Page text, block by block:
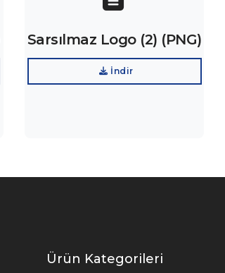
Sarsılmaz Logo (2) (PNG)
İndir
Ürün Kategorileri